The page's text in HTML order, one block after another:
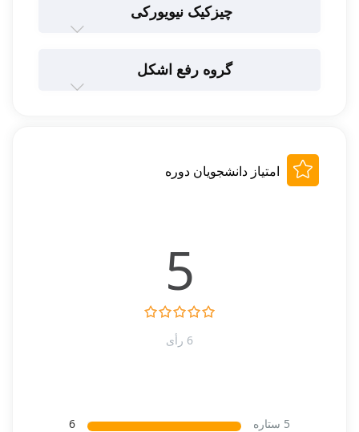
چیزکیک نیویورکی
گروه رفع اشکل
امتیاز دانشجویان دوره
5
6 رأی
5 ستاره
6